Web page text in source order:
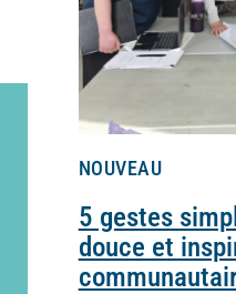
NOUVEAU
5 gestes
douce et